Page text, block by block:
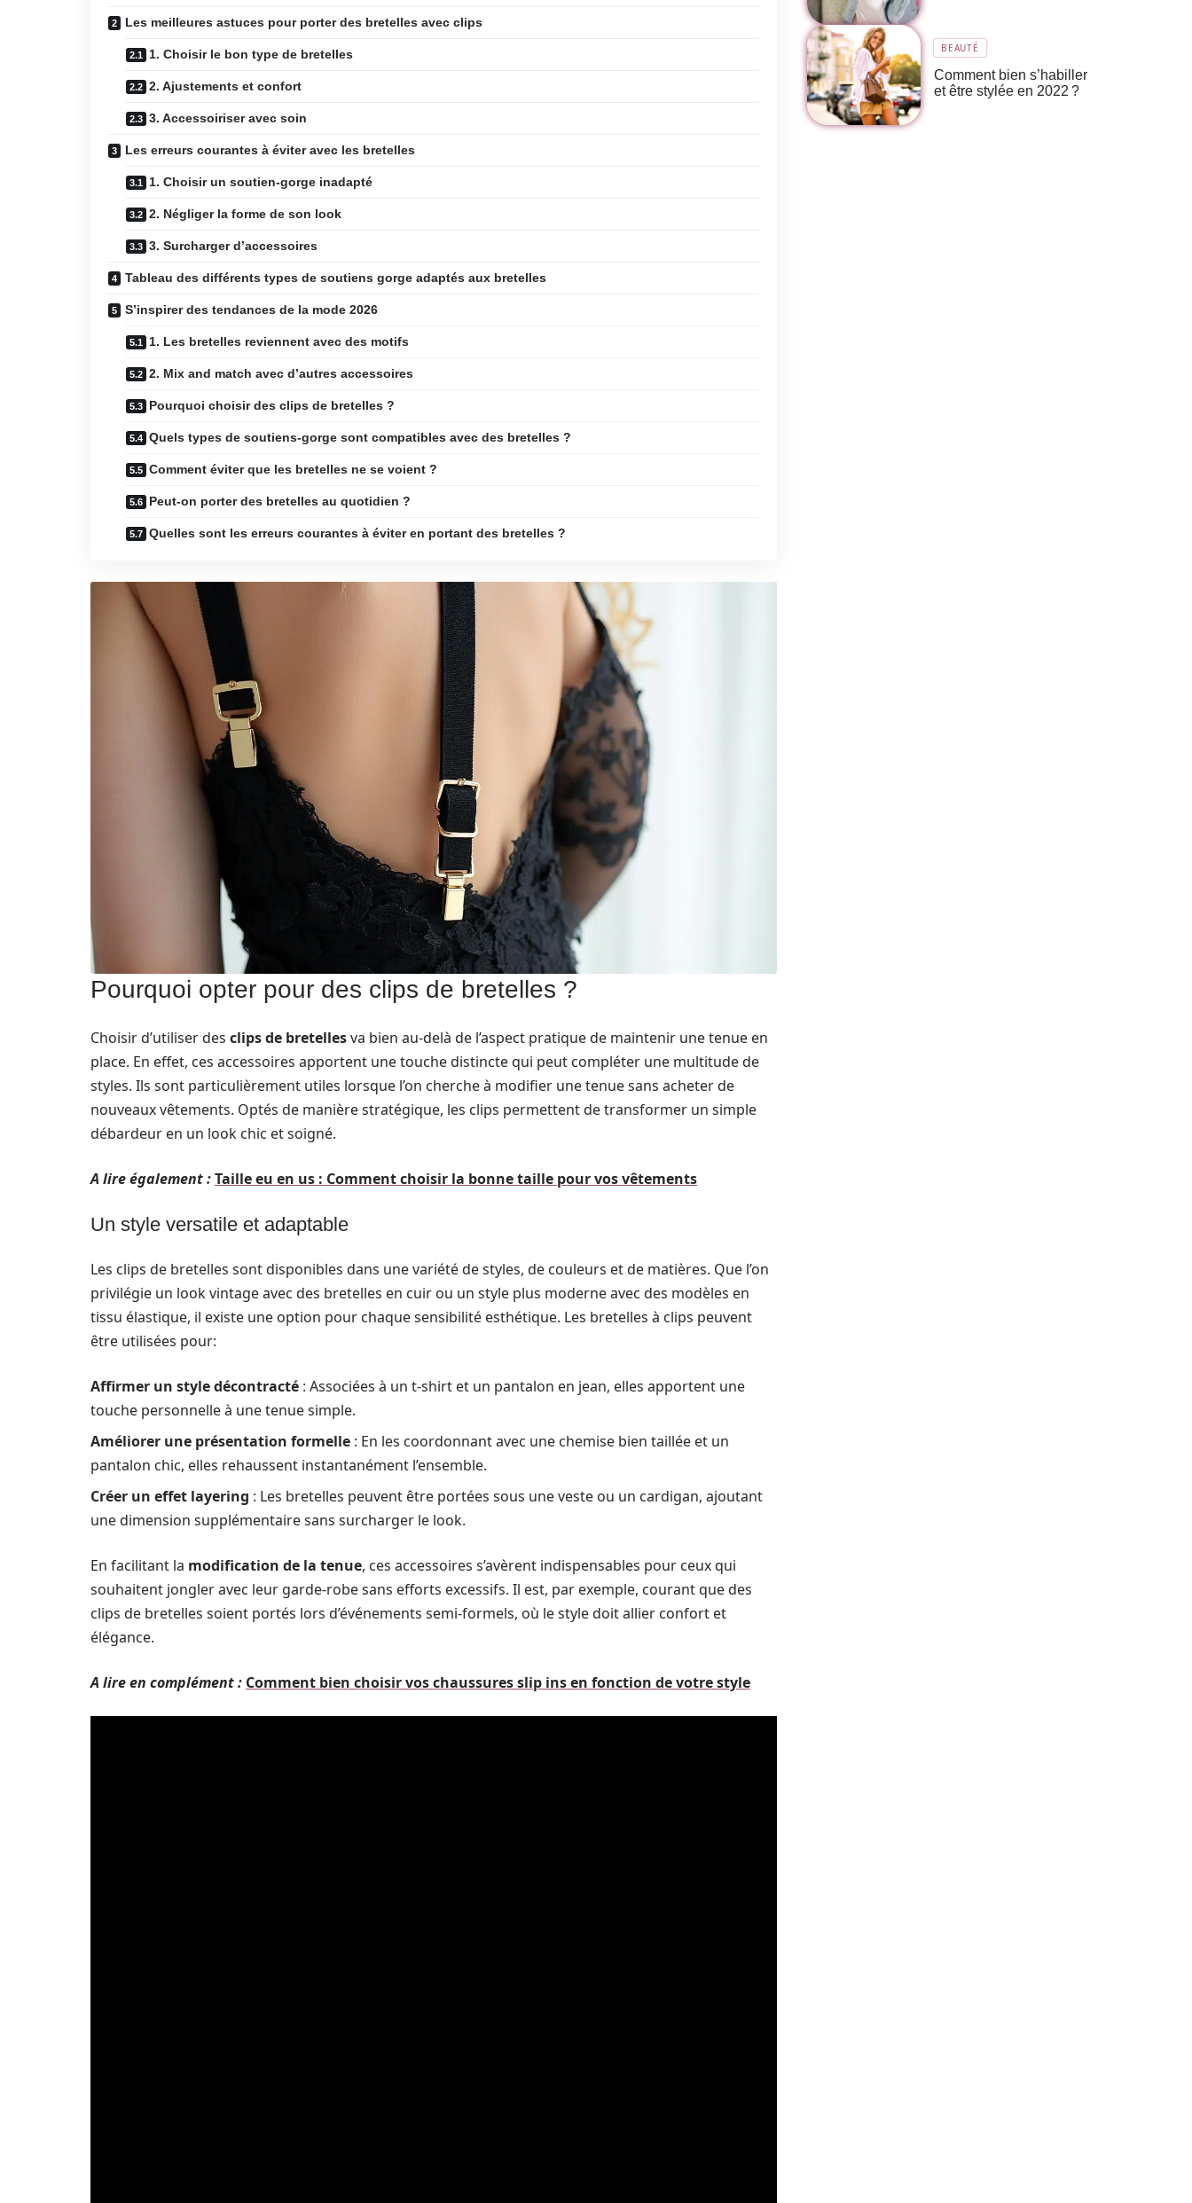
Les meilleures astuces pour porter des bretelles avec clips
1. Choisir le bon type de bretelles
2. Ajustements et confort
3. Accessoiriser avec soin
Les erreurs courantes à éviter avec les bretelles
1. Choisir un soutien-gorge inadapté
2. Négliger la forme de son look
3. Surcharger d’accessoires
Tableau des différents types de soutiens gorge adaptés aux bretelles
S’inspirer des tendances de la mode 2026
1. Les bretelles reviennent avec des motifs
2. Mix and match avec d’autres accessoires
Pourquoi choisir des clips de bretelles ?
Quels types de soutiens-gorge sont compatibles avec des bretelles ?
Comment éviter que les bretelles ne se voient ?
Peut-on porter des bretelles au quotidien ?
Quelles sont les erreurs courantes à éviter en portant des bretelles ?
Pourquoi opter pour des clips de bretelles ?
Choisir d’utiliser des clips de bretellesva bien au-delà de l’aspect pratique de maintenir une tenue en
place. En effet, ces accessoires apportent une touche distincte qui peut compléter une multitude de
styles. Ils sont particulièrement utiles lorsque l’on cherche à modifier une tenue sans acheter de
nouveaux vêtements. Optés de manière stratégique, les clips permettent de transformer un simple
débardeur en un look chic et soigné.
A lire également :Taille eu en us : Comment choisir la bonne taille pour vos vêtements
Un style versatile et adaptable
Les clips de bretelles sont disponibles dans une variété de styles, de couleurs et de matières. Que l’on
privilégie un look vintage avec des bretelles en cuir ou un style plus moderne avec des modèles en
tissu élastique, il existe une option pour chaque sensibilité esthétique. Les bretelles à clips peuvent
être utilisées pour:
Affirmer un style décontracté : Associées à un t-shirt et un pantalon en jean, elles apportent une
touche personnelle à une tenue simple.
Améliorer une présentation formelle : En les coordonnant avec une chemise bien taillée et un
pantalon chic, elles rehaussent instantanément l’ensemble.
Créer un effet layering : Les bretelles peuvent être portées sous une veste ou un cardigan, ajoutant
une dimension supplémentaire sans surcharger le look.
En facilitant la modification de la tenue, ces accessoires s’avèrent indispensables pour ceux qui
souhaitent jongler avec leur garde-robe sans efforts excessifs. Il est, par exemple, courant que des
clips de bretelles soient portés lors d’événements semi-formels, où le style doit allier confort et
élégance.
A lire en complément : Comment bien choisir vos chaussures slip ins en fonction de votre style
BEAUTÉ
Comment bien s’habiller
et être stylée en 2022 ?